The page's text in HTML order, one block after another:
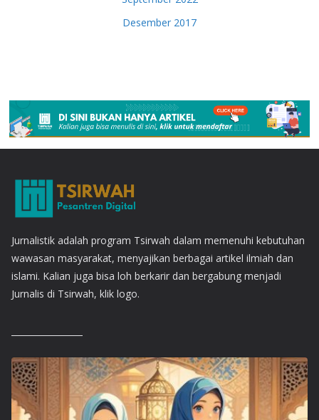
Desember 2017
Jurnalistik adalah program Tsirwah dalam memenuhi kebutuhan
wawasan masyarakat, menyajikan berbagai artikel ilmiah dan
islami. Kalian juga bisa loh berkarir dan bergabung menjadi
Jurnalis di Tsirwah, klik logo.